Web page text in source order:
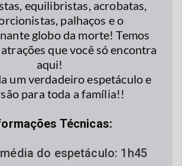
equilibristas, acrobatas,
palhaços e o
globo da morte! Temos
que você só encontra
aqui!
um verdadeiro espetáculo e
para toda a família!!
Técnicas:
do espetáculo: 1h45